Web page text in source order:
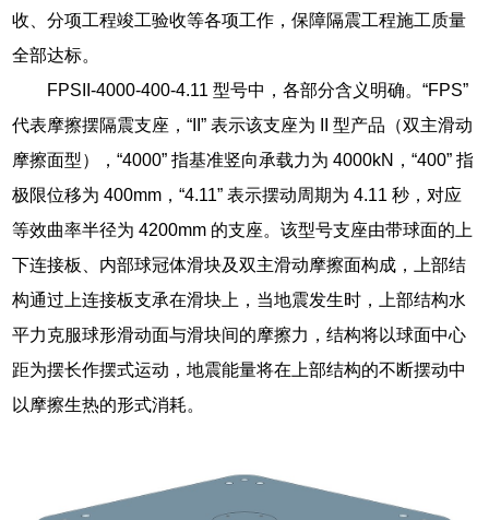
收、分项工程竣工验收等各项工作，保障隔震工程施工质量
全部达标。
FPSII-4000-400-4.11 型号中，各部分含义明确。“FPS”
代表摩擦摆隔震支座，“II” 表示该支座为 II 型产品（双主滑动
摩擦面型），“4000” 指基准竖向承载力为 4000kN，“400” 指
极限位移为 400mm，“4.11” 表示摆动周期为 4.11 秒，对应
等效曲率半径为 4200mm 的支座。该型号支座由带球面的上
下连接板、内部球冠体滑块及双主滑动摩擦面构成，上部结
构通过上连接板支承在滑块上，当地震发生时，上部结构水
平力克服球形滑动面与滑块间的摩擦力，结构将以球面中心
距为摆长作摆式运动，地震能量将在上部结构的不断摆动中
以摩擦生热的形式消耗。